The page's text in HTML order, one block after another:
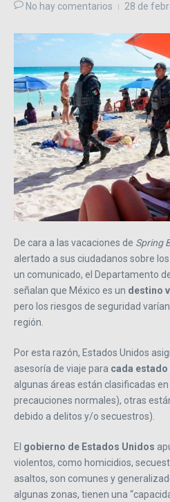
No hay comentarios 28 de
De cara a las vacaciones de Spring
alertado a sus ciudadanos sobre
un comunicado, el Departamento
señalan que México es un destino
pero los riesgos de seguridad
región.
Por esta razón, Estados Unidos
asesoría de viaje para cada
algunas áreas están clasificadas
precauciones normales), otras
debido a delitos y/o secuestros).
El gobierno de Estados Unidos
violentos, como homicidios,
asaltos, son comunes y
algunas zonas, tienen una